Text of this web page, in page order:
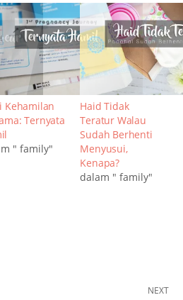
Kehamilan
Ternyata
" family"
Haid Tidak
Teratur Walau
Sudah Berhenti
Menyusui,
Kenapa?
dalam " family"
NEXT